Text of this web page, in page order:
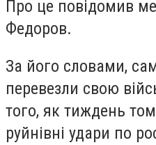
Про це повідомив
Федоров.
За його словами,
перевезли свою
того, як тиждень
руйнівні удари по